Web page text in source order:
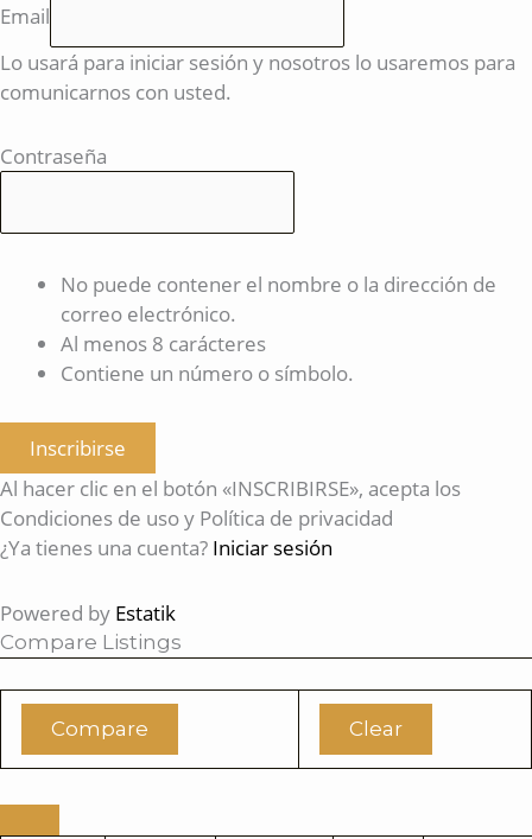
Email
Lo usará para iniciar sesión y nosotros lo usaremos para
comunicarnos con usted.
Contraseña
No puede contener el nombre o la dirección de
correo electrónico.
Al menos 8 carácteres
Contiene un número o símbolo.
Inscribirse
Al hacer clic en el botón «INSCRIBIRSE», acepta los
Condiciones de uso y Política de privacidad
¿Ya tienes una cuenta? Iniciar sesión
Powered by Estatik
Compare Listings
Compare Clear